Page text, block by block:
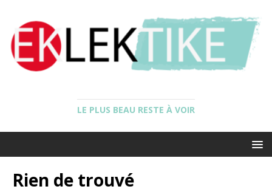
LE PLUS BEAU RESTE À VOIR
Rien de trouvé